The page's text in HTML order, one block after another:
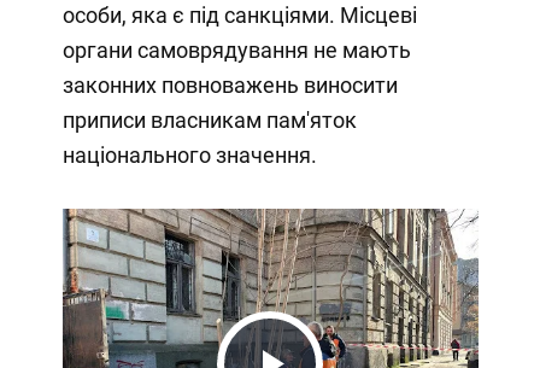
особи, яка є під санкціями. Місцеві
органи самоврядування не мають
законних повноважень виносити
приписи власникам пам'яток
національного значення.